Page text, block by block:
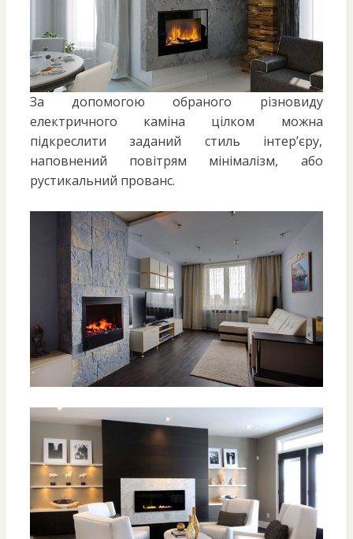
За допомогою обраного різновиду
електричного каміна цілком можна
підкреслити заданий стиль інтер’єру,
наповнений повітрям мінімалізм, або
рустикальний прованс.